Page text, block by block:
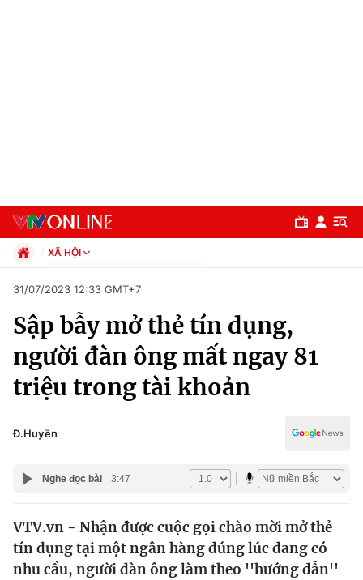
Chuyên mục
Chính trị
Thế giới
XÃ HỘI
Xã hội
Pháp luật
Kinh tế
Thể thao
Truyền hình
Văn hóa - Giải trí
Giáo dục
31/07/2023 12:33 GMT+7
Sập bẫy mở thẻ tín dụng,
người đàn ông mất ngay 81
triệu trong tài khoản
Đ.Huyền
Nghe đọc bài 3:47
VTV.vn - Nhận được cuộc gọi chào mời mở thẻ
tín dụng tại một ngân hàng đúng lúc đang có
nhu cầu, người đàn ông làm theo ''hướng dẫn''